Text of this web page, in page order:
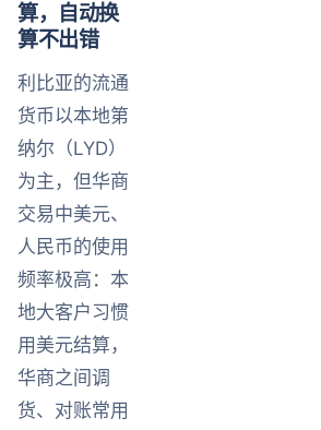
算，自动换
算不出错
利比亚的流通
货币以本地第
纳尔（LYD）
为主，但华商
交易中美元、
人民币的使用
频率极高：本
地大客户习惯
用美元结算，
华商之间调
货、对账常用